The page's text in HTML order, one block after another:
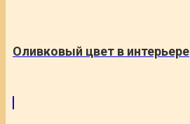
Оливковый цвет в интерьере